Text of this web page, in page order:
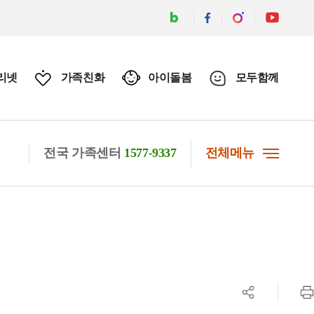
넷 가족친화 아이돌봄 모두함께
전국 가족센터 1577-9337 전체메뉴
공유하기